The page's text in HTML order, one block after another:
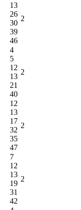
13
26
30
39
46
2
4
5
12
13
21
40
2
12
13
17
32
35
47
2
7
12
13
19
31
42
2